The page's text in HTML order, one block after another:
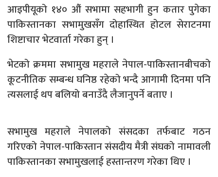
आइपीयूको १४० औं सभामा सहभागी हुन कतार पुगेका
पाकिस्तानका सभामुखसँग दोहास्थित होटल सेराटनमा
शिष्टाचार भेटवार्ता गरेका हुन् ।
भेटको क्रममा सभामुख महराले नेपाल-पाकिस्तानबीचको
कूटनीतिक सम्बन्ध घनिष्ठ रहेको भन्दै आगामी दिनमा पनि
त्यसलाई थप बलियो बनाउँदै लैजानुपर्ने बताए ।
सभामुख महराले नेपालको संसदका तर्फबाट गठन
गरिएको नेपाल-पाकिस्तान संसदीय मैत्री संघको नामावली
पाकिस्तानका सभामुखलाई हस्तान्तरण गरेका थिए ।